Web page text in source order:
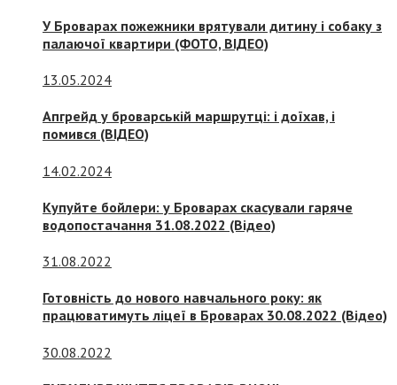
У Броварах пожежники врятували дитину і собаку з
палаючої квартири (ФОТО, ВІДЕО)
13.05.2024
Апгрейд у броварській маршрутці: і доїхав, і
помився (ВІДЕО)
14.02.2024
Купуйте бойлери: у Броварах скасували гаряче
водопостачання 31.08.2022 (Відео)
31.08.2022
Готовність до нового навчального року: як
працюватимуть ліцеї в Броварах 30.08.2022 (Відео)
30.08.2022